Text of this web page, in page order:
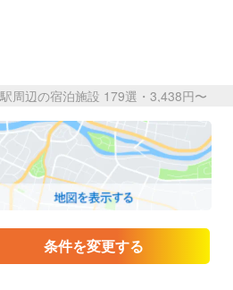
周辺の宿泊施設 179選・3,438円〜
条件を変更する